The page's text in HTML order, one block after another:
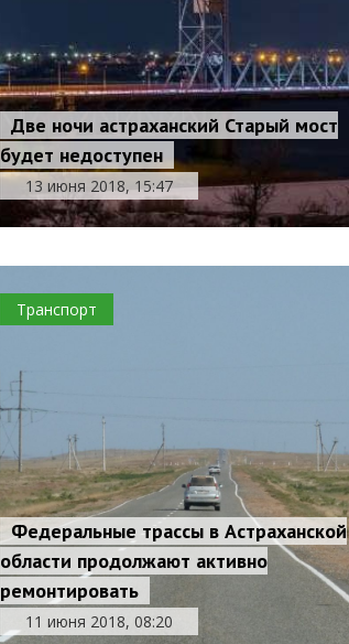
Две ночи астраханский Старый мост
будет недоступен
13 июня 2018, 15:47
Транспорт
Федеральные трассы в Астраханской
области продолжают активно
ремонтировать
11 июня 2018, 08:20